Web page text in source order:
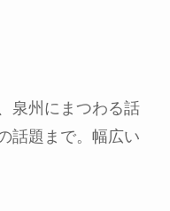
泉州にまつわる話
話題まで。幅広い